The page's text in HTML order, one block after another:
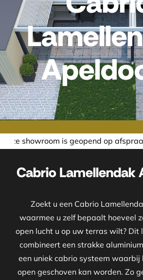
op afspraak. Ook in de avond
Cabrio Lamellendak
Zoekt u een Cabrio
waarmee u zelf bepaalt hoeveel
open lucht u op uw terras wilt? Dit
combineert een strakke
een uniek cabrio systeem waarbij
open geschoven kan worden. Zo